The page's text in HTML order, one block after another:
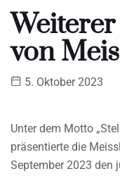
von
5. Oktober 2023
Unter dem Motto
präsentierte die
September 2023 den